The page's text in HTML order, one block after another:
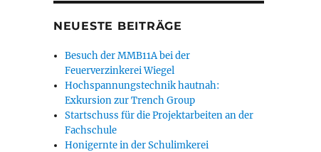
NEUESTE BEITRÄGE
Besuch der MMB11A bei der
Feuerverzinkerei Wiegel
Hochspannungstechnik hautnah:
Exkursion zur Trench Group
Startschuss für die Projektarbeiten an der
Fachschule
Honigernte in der Schulimkerei